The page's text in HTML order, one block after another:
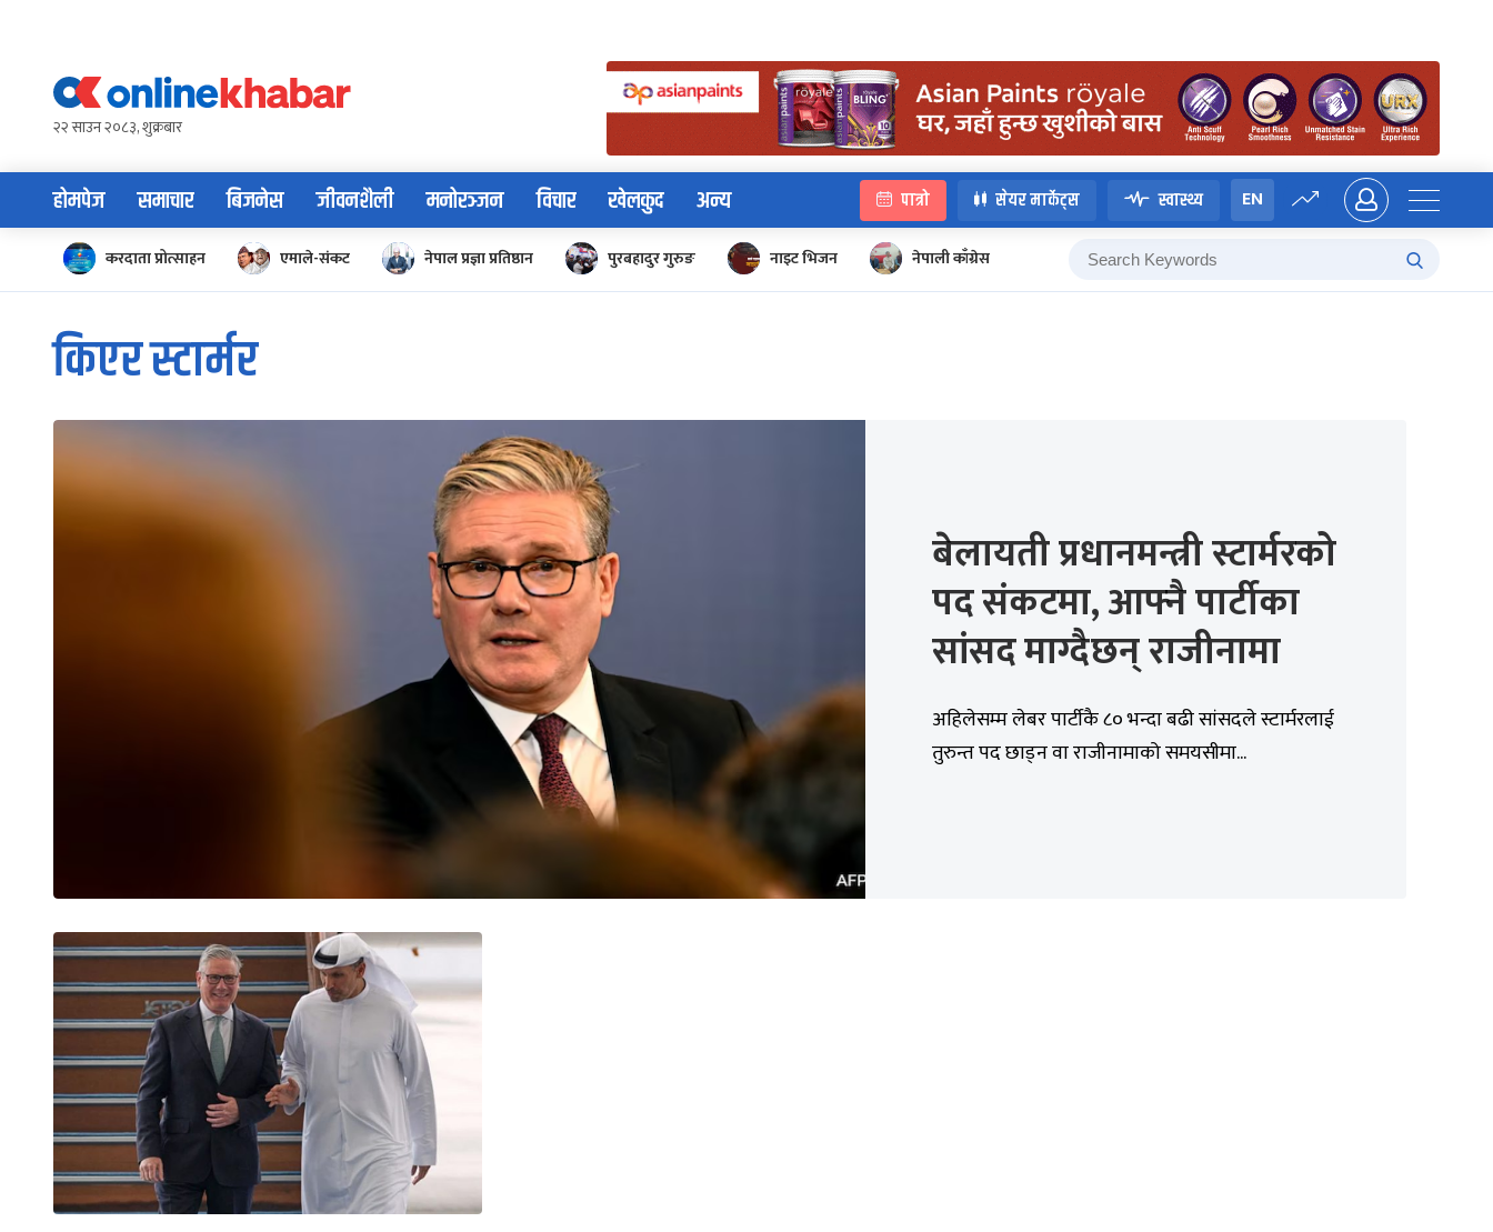
content२२ साउन २०८३, शुक्रबार
होमपेज समाचार बिजनेस जीवनशैली मनोरञ्जन विचार खेलकुद अन्य पात्रो सेयर मार्केट्स स्वास्थ्य EN
करदाता प्रोत्साहन एमाले-संकट नेपाल प्रज्ञा प्रतिष्ठान पुरबहादुर गुरुङ नाइट भिजन नेपाली काँग्रेस
किएर स्टार्मर
बेलायती प्रधानमन्त्री स्टार्मरको
पद संकटमा, आफ्नै पार्टीका
सांसद माग्दैछन् राजीनामा
अहिलेसम्म लेबर पार्टीकै ८० भन्दा बढी सांसदले स्टार्मरलाई
तुरुन्त पद छाड्न वा राजीनामाको समयसीमा...